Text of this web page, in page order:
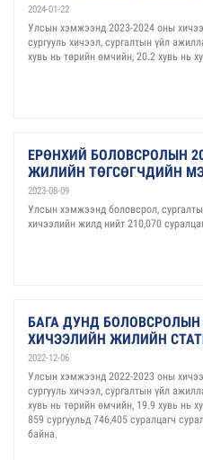
2024-01-22
Улсын хэмжээнд 2023-2024 оны
сургууль хичээл, сургалтын үйл
хувь нь төрийн өмчийн, 20.2 хувь нь
ЕРӨНХИЙ БОЛОВСРОЛЫН
ЖИЛИЙН ТӨГСӨГЧДИЙН
2023-08-09
Улсын хэмжээнд боловсрол,
хичээлийн жилд нийт 210,070
БАГА ДУНД
ХИЧЭЭЛИЙН ЖИЛИЙН
2022-12-06
Улсын хэмжээнд 2022-2023 оны
сургууль хичээл, сургалтын үйл
хувь нь төрийн өмчийн, 19.9 хувь нь
859 сургуульд 746,405 суралцагч
байна.